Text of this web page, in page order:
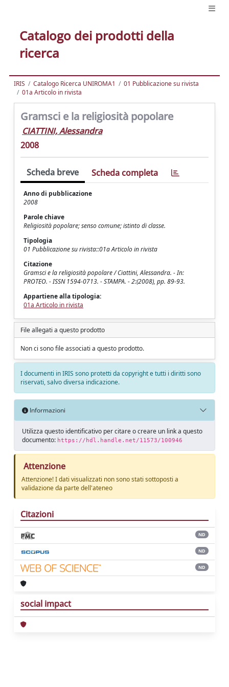
Catalogo dei prodotti della
ricerca
IRIS Catalogo Ricerca UNIROMA1
01 Pubblicazione su rivista
01a Articolo in rivista
Gramsci e la religiosità popolare
CIATTINI, Alessandra
2008
Scheda breve Scheda completa
Anno di pubblicazione
2008
Parole chiave
Religiosità popolare; senso comune; istinto di classe.
Tipologia
01 Pubblicazione su rivista::01a Articolo in rivista
Citazione
Gramsci e la religiosità popolare / Ciattini, Alessandra. - In:
PROTEO. - ISSN 1594-0713. - STAMPA. - 2:(2008), pp. 89-93.
Appartiene alla tipologia:
01a Articolo in rivista
File allegati a questo prodotto
Non ci sono file associati a questo prodotto.
I documenti in IRIS sono protetti da copyright e tutti i diritti sono
riservati, salvo diversa indicazione.
Informazioni
Utilizza questo identificativo per citare o creare un link a questo
documento: https://hdl.handle.net/11573/100946
Attenzione
Attenzione! I dati visualizzati non sono stati sottoposti a
validazione da parte dell'ateneo
Citazioni
ND
ND
ND
social impact